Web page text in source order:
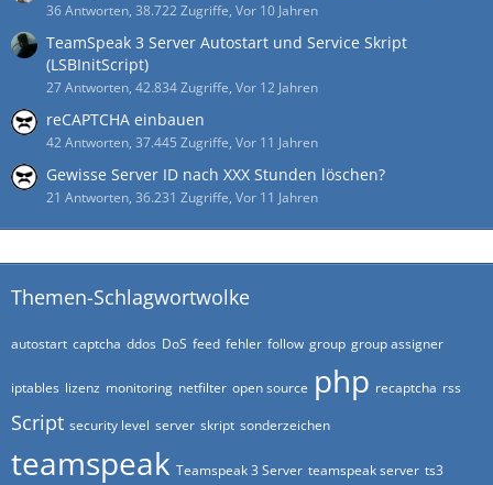
36 Antworten, 38.722 Zugriffe, Vor 10 Jahren
TeamSpeak 3 Server Autostart und Service Skript
(LSBInitScript)
27 Antworten, 42.834 Zugriffe, Vor 12 Jahren
reCAPTCHA einbauen
42 Antworten, 37.445 Zugriffe, Vor 11 Jahren
Gewisse Server ID nach XXX Stunden löschen?
21 Antworten, 36.231 Zugriffe, Vor 11 Jahren
Themen-Schlagwortwolke
autostart captcha ddos DoS feed fehler follow group group assigner
iptables lizenz monitoring netfilter open source php recaptcha rss
Script security level server skript sonderzeichen
teamspeak Teamspeak 3 Server teamspeak server ts3